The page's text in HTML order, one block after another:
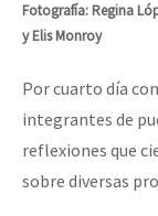
Fotografía: Regina
y Elis Monroy
Por cuarto día
integrantes de
reflexiones que
sobre diversas